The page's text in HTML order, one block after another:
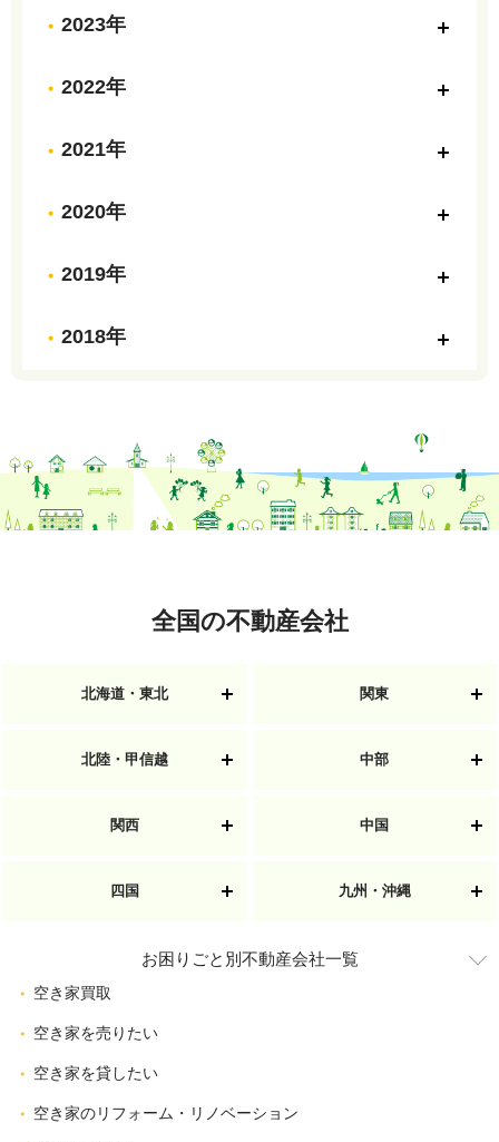
2023年
2022年
2021年
2020年
2019年
2018年
全国の不動産会社
北海道・東北 関東
北陸・甲信越 中部
関西 中国
四国 九州・沖縄
お困りごと別不動産会社一覧
空き家買取
空き家を売りたい
空き家を貸したい
空き家のリフォーム・リノベーション